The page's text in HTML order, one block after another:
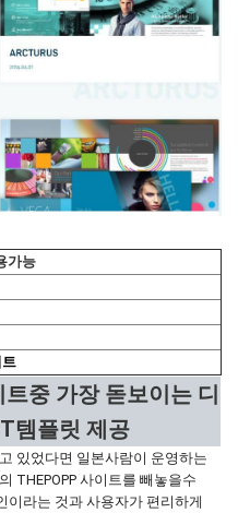
가능
중 가장 돋보이는 디
템플릿 제공
있었다면 일본사람이 운영하는
THEPOPP 사이트를 빼놓을수
이라는 것과 사용자가 편리하게